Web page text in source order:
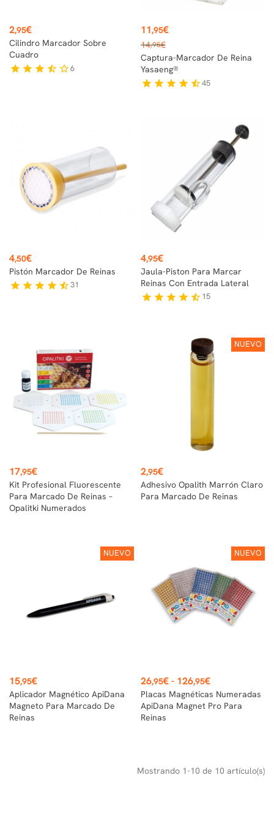
Precio
2,95€
Cilindro Marcador Sobre
Cuadro
star star star star_half star_border6
Precio
11,95€
Precio
base
14,95€
Captura-Marcador De Reina
Yasaeng®
star star star star star_half45
Precio
4,50€
Pistón Marcador De Reinas
star star star star star_half31
Precio
4,95€
Jaula-Piston Para Marcar
Reinas Con Entrada Lateral
star star star star star_half 15
Precio
17,95€
Kit Profesional Fluorescente
Para Marcado De Reinas –
Opalitki Numerados
NUEVO
Precio
2,95€
Adhesivo Opalith Marrón Claro
Para Marcado De Reinas
NUEVO
Precio
15,95€
Aplicador Magnético ApiDana
Magneto Para Marcado De
Reinas
NUEVO
Precio
26,95€ - 126,95€
Placas Magnéticas Numeradas
ApiDana Magnet Pro Para
Reinas
Mostrando 1-10 de 10 artículo(s)